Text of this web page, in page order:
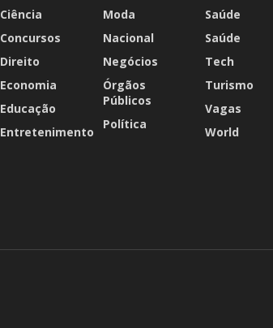
Ciência
Concursos
Direito
Economia
Educação
Entretenimento
Moda
Nacional
Negócios
Órgãos
Públicos
Política
Saúde
Saúde
Tech
Turismo
Vagas
World